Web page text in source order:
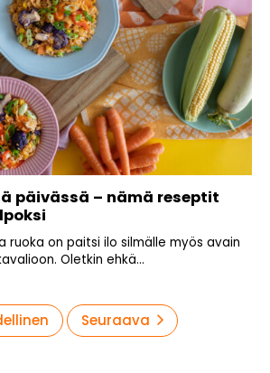
päivässä – nämä reseptit
ruoka on paitsi ilo silmälle myös avain
Oletkin ehkä...
Seuraava